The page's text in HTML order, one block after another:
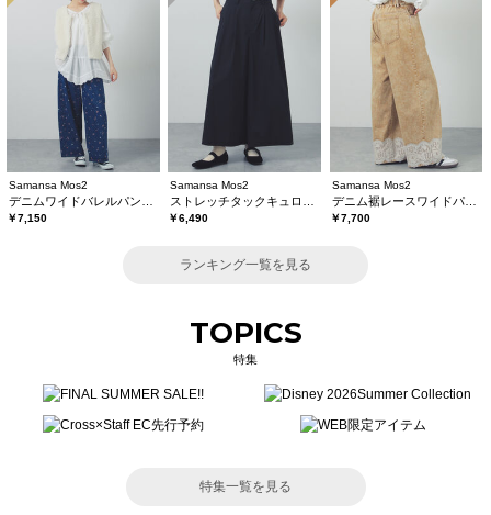
Samansa Mos2
￥7,150
Samansa Mos2
￥6,490
Samansa Mos2
デニム裾レースワイドパンツ
￥7,700
ランキング一覧を見る
TOPICS
特集
特集一覧を見る